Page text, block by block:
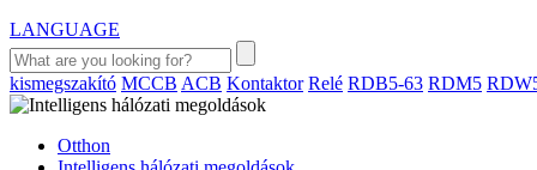
LANGUAGE
kismegszakító MCCB ACB Kontaktor Relé RDB5-63 RDM5
Otthon